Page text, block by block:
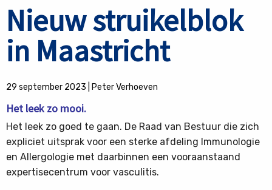
Nieuw struikelblok
in Maastricht
29 september 2023 Peter Verhoeven
Het leek zo mooi.
Het leek zo goed te gaan. De Raad van Bestuur die zich
expliciet uitsprak voor een sterke afdeling Immunologie
en Allergologie met daarbinnen een vooraanstaand
expertisecentrum voor vasculitis.